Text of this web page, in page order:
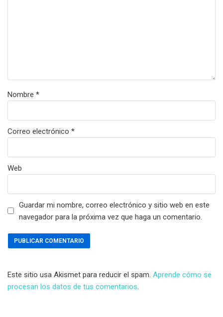
Nombre *
Correo electrónico *
Web
Guardar mi nombre, correo electrónico y sitio web en este
navegador para la próxima vez que haga un comentario.
Este sitio usa Akismet para reducir el spam. Aprende cómo se
procesan los datos de tus comentarios.